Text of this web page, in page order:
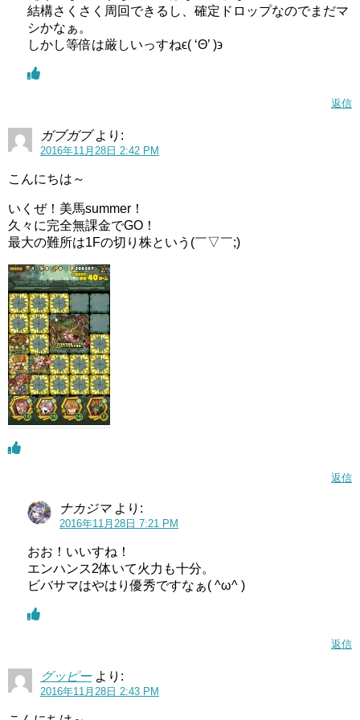
結構さくさく周回できるし、確定ドロップなのでまだマ
シかなぁ。
しかし等倍は厳しいっすねϵ( ‘Θ’ )϶
返信
ガブガブ より:
2016年11月28日 2:42 PM
こんにちは～
いくぜ！美馬summer！
久々に完全無課金でGO！
最大の難所は1Fの切り株という(￣▽￣;)
返信
ナカジマ より:
2016年11月28日 7:21 PM
おお！いいすね！
エンハンス2体いて火力も十分。
ビバサマはやはり優秀ですなぁ( ^ω^ )
返信
グッピー より:
2016年11月28日 2:43 PM